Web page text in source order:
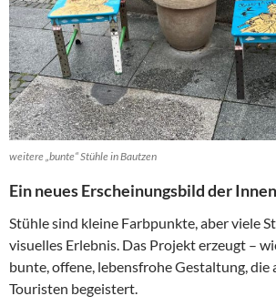
weitere „bunte“ Stühle in Bautzen
Ein neues Erscheinungsbild der
Stühle sind kleine Farbpunkte, aber viele
visuelles Erlebnis. Das Projekt erzeugt –
bunte, offene, lebensfrohe Gestaltung, die
Touristen begeistert.